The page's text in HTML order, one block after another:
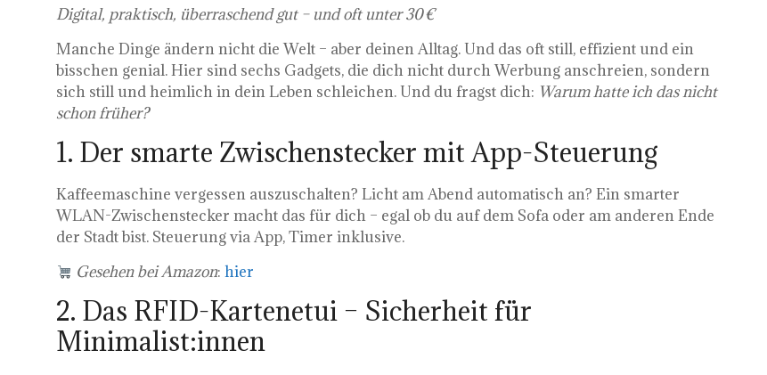
Digital, praktisch, überraschend gut – und oft unter 30 €
Manche Dinge ändern nicht die Welt – aber deinen Alltag. Und das oft still, effizient und ein
bisschen genial. Hier sind sechs Gadgets, die dich nicht durch Werbung anschreien, sondern
sich still und heimlich in dein Leben schleichen. Und du fragst dich: Warum hatte ich das nicht
schon früher?
1. Der smarte Zwischenstecker mit App-Steuerung
Kaffeemaschine vergessen auszuschalten? Licht am Abend automatisch an? Ein smarter
WLAN-Zwischenstecker macht das für dich – egal ob du auf dem Sofa oder am anderen Ende
der Stadt bist. Steuerung via App, Timer inklusive.
Gesehen bei Amazon:hier
2. Das RFID-Kartenetui – Sicherheit für
Minimalist:innen